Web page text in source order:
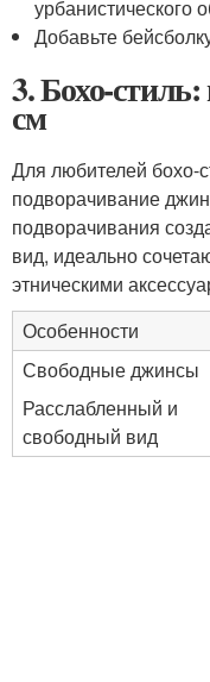
урбанистического
Добавьте
3. Бохо-
см
Для любителей бохо-
подворачивание
подворачивания
вид, идеально
этническими
Особенности
Свободные джинсы
Расслабленный и
свободный вид